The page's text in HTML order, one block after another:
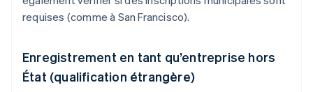
requises (comme à San Francisco).
Enregistrement en tant qu’entreprise hors
État (qualification étrangère)